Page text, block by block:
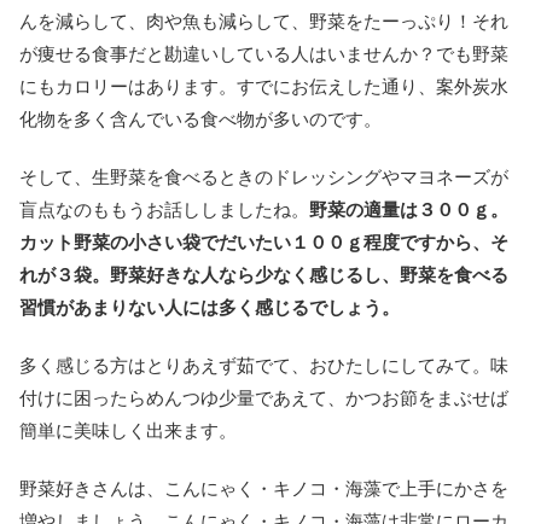
んを減らして、肉や魚も減らして、野菜をたーっぷり！それ
が痩せる食事だと勘違いしている人はいませんか？でも野菜
にもカロリーはあります。すでにお伝えした通り、案外炭水
化物を多く含んでいる食べ物が多いのです。
そして、生野菜を食べるときのドレッシングやマヨネーズが
盲点なのももうお話ししましたね。 野菜の適量は３００ｇ。
カット野菜の小さい袋でだいたい１００ｇ程度ですから、そ
れが３袋。野菜好きな人なら少なく感じるし、野菜を食べる
習慣があまりない人には多く感じるでしょう。
多く感じる方はとりあえず茹でて、おひたしにしてみて。味
付けに困ったらめんつゆ少量であえて、かつお節をまぶせば
簡単に美味しく出来ます。
野菜好きさんは、こんにゃく・キノコ・海藻で上手にかさを